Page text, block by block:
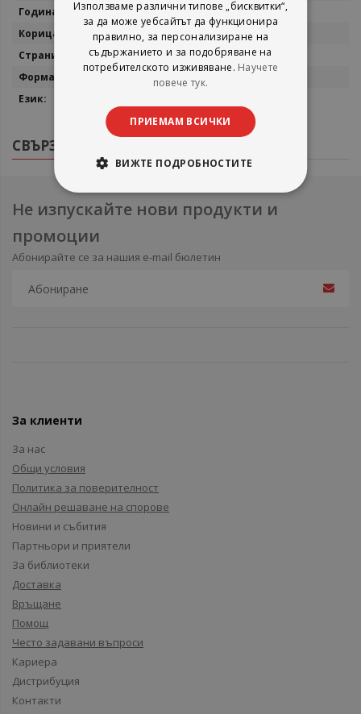
1996
Меки корици
352
СВЪРЗАНИ ПРОДУКТИ
Не изпускайте нови продукти и
промоции
Абонирайте се за нашия e-mail бюлетин
За клиенти
За нас
Общи условия
Политика за поверителност
Онлайн решаване на спорове
Новини и събития
Партньори и приятели
За библиотеки
Доставка
Връщане
Помощ
Често задавани въпроси
Кариера
Дистрибуция
Контакти
Използваме различни типове „бисквитки“,
за да може уебсайтът да функционира
правилно, за персонализиране на
съдържанието и за подобряване на
потребителското изживяване. Научете
повече тук.
ПРИЕМАМ ВСИЧКИ
ВИЖТЕ ПОДРОБНОСТИТЕ